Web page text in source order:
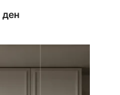
ден